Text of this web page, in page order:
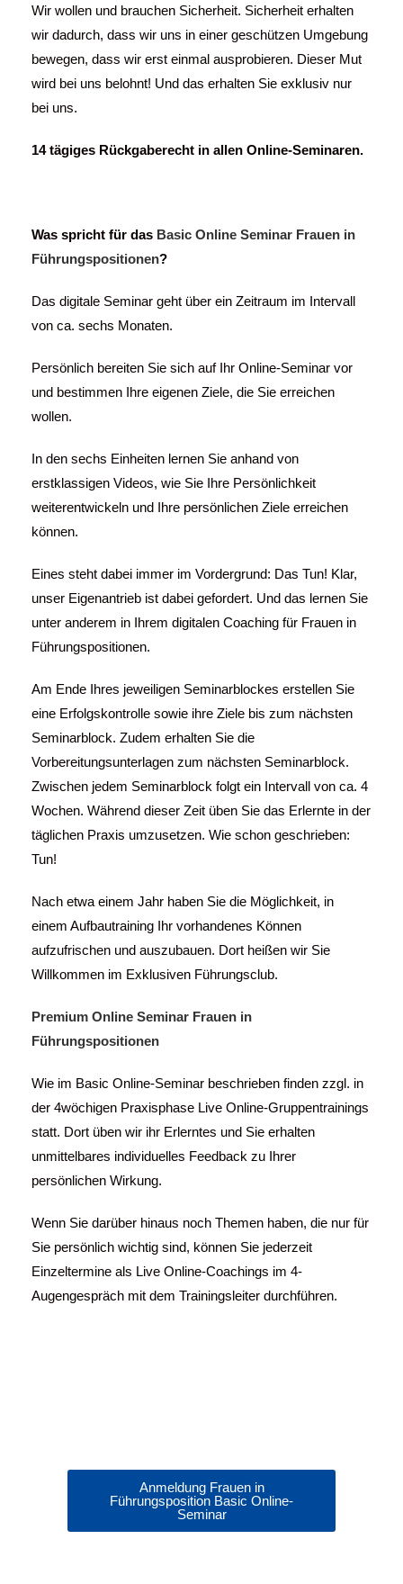
Wir wollen und brauchen Sicherheit. Sicherheit erhalten
wir dadurch, dass wir uns in einer geschützen Umgebung
bewegen, dass wir erst einmal ausprobieren. Dieser Mut
wird bei uns belohnt! Und das erhalten Sie exklusiv nur
bei uns.
14 tägiges Rückgaberecht in allen Online-Seminaren.
Was spricht für das Basic Online Seminar Frauen in
Führungspositionen?
Das digitale Seminar geht über ein Zeitraum im Intervall
von ca. sechs Monaten.
Persönlich bereiten Sie sich auf Ihr Online-Seminar vor
und bestimmen Ihre eigenen Ziele, die Sie erreichen
wollen.
In den sechs Einheiten lernen Sie anhand von
erstklassigen Videos, wie Sie Ihre Persönlichkeit
weiterentwickeln und Ihre persönlichen Ziele erreichen
können.
Eines steht dabei immer im Vordergrund: Das Tun! Klar,
unser Eigenantrieb ist dabei gefordert. Und das lernen Sie
unter anderem in Ihrem digitalen Coaching für Frauen in
Führungspositionen.
Am Ende Ihres jeweiligen Seminarblockes erstellen Sie
eine Erfolgskontrolle sowie ihre Ziele bis zum nächsten
Seminarblock. Zudem erhalten Sie die
Vorbereitungsunterlagen zum nächsten Seminarblock.
Zwischen jedem Seminarblock folgt ein Intervall von ca. 4
Wochen. Während dieser Zeit üben Sie das Erlernte in der
täglichen Praxis umzusetzen. Wie schon geschrieben:
Tun!
Nach etwa einem Jahr haben Sie die Möglichkeit, in
einem Aufbautraining Ihr vorhandenes Können
aufzufrischen und auszubauen. Dort heißen wir Sie
Willkommen im Exklusiven Führungsclub.
Premium Online Seminar Frauen in
Führungspositionen
Wie im Basic Online-Seminar beschrieben finden zzgl. in
der 4wöchigen Praxisphase Live Online-Gruppentrainings
statt. Dort üben wir ihr Erlerntes und Sie erhalten
unmittelbares individuelles Feedback zu Ihrer
persönlichen Wirkung.
Wenn Sie darüber hinaus noch Themen haben, die nur für
Sie persönlich wichtig sind, können Sie jederzeit
Einzeltermine als Live Online-Coachings im 4-
Augengespräch mit dem Trainingsleiter durchführen.
Anmeldung Frauen in
Führungsposition Basic Online-
Seminar